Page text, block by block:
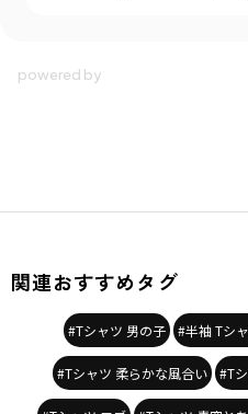
関連おすすめタグ
#Tシャツ 男の子 #半袖 Tシ
#Tシャツ 柔らかな風合い #T